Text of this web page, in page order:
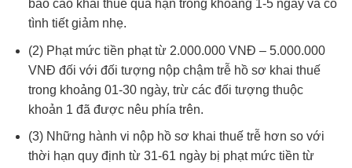
báo cáo khai thuế quá hạn trong khoảng 1-5 ngày và có
tình tiết giảm nhẹ.
(2) Phạt mức tiền phạt từ 2.000.000 VNĐ – 5.000.000
VNĐ đối với đối tượng nộp chậm trễ hồ sơ khai thuế
trong khoảng 01-30 ngày, trừ các đối tượng thuộc
khoản 1 đã được nêu phía trên.
(3) Những hành vi nộp hồ sơ khai thuế trễ hơn so với
thời hạn quy định từ 31-61 ngày bị phạt mức tiền từ